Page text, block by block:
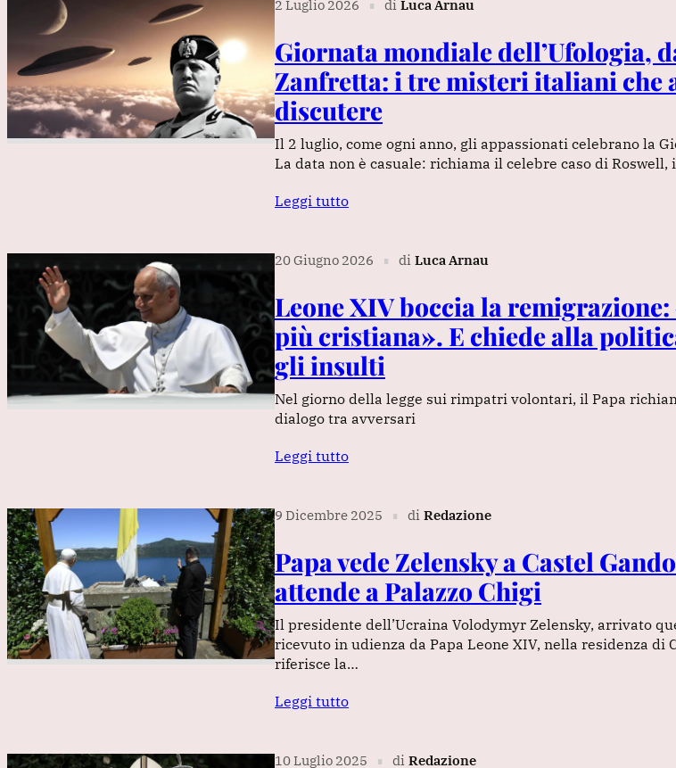
2 Luglio 2026 ∎ di Luca Arnau
Giornata mondiale dell’Ufologia,
Zanfretta: i tre misteri italiani che
discutere
Il 2 luglio, come ogni anno, gli appassionati celebrano la
La data non è casuale: richiama il celebre caso di
Leggi tutto
20 Giugno 2026 ∎ di Luca Arnau
Leone XIV boccia la
più cristiana». E chiede alla
gli insulti
Nel giorno della legge sui rimpatri volontari, il Papa
dialogo tra avversari
Leggi tutto
9 Dicembre 2025 ∎ di Redazione
Papa vede Zelensky a Castel
attende a Palazzo Chigi
Il presidente dell’Ucraina Volodymyr Zelensky, arrivato
ricevuto in udienza da Papa Leone XIV, nella residenza di
riferisce la…
Leggi tutto
10 Luglio 2025 ∎ di Redazione